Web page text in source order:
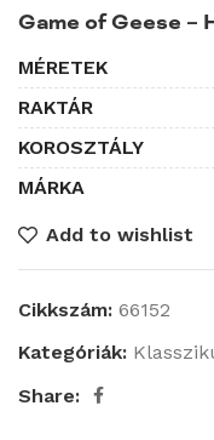
Game of Geese –
MÉRETEK
RAKTÁR
KOROSZTÁLY
MÁRKA
Add to wishlist
Cikkszám: 66152
Kategóriák:
Share: